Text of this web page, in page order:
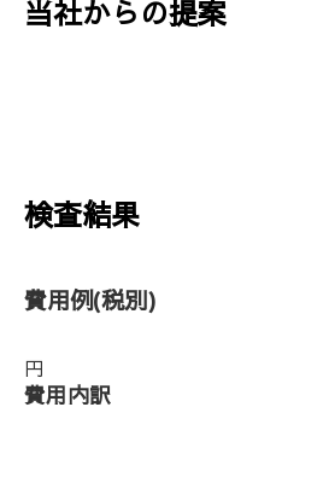
当社からの提案
検査結果
費用例(税別)
円
費用内訳